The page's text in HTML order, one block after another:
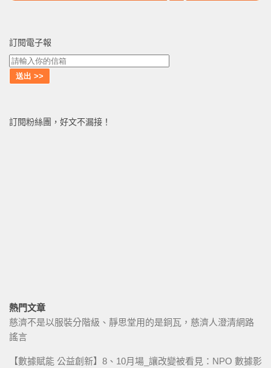
訂閱電子報
訂閱粉絲團，好文不漏接！
熱門文章
慈濟不是以服裝分階級、靜思堂用的是銅瓦，慈濟人澄清網路
謠言
【數據賦能 公益創新】8、10月場_讓改變被看見：NPO 數據影